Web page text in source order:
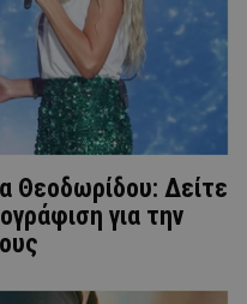
Θεοδωρίδου: Δείτε
για την